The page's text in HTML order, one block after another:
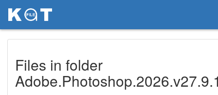
Files in folder